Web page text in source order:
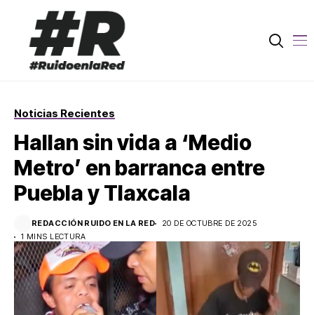
Noticias Recientes
Hallan sin vida a ‘Medio
Metro’ en barranca entre
Puebla y Tlaxcala
REDACCIÓN RUIDO EN LA RED
20 DE OCTUBRE DE 2025
1 MINS LECTURA